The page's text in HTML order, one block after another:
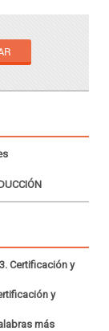
Certificación y
y
más